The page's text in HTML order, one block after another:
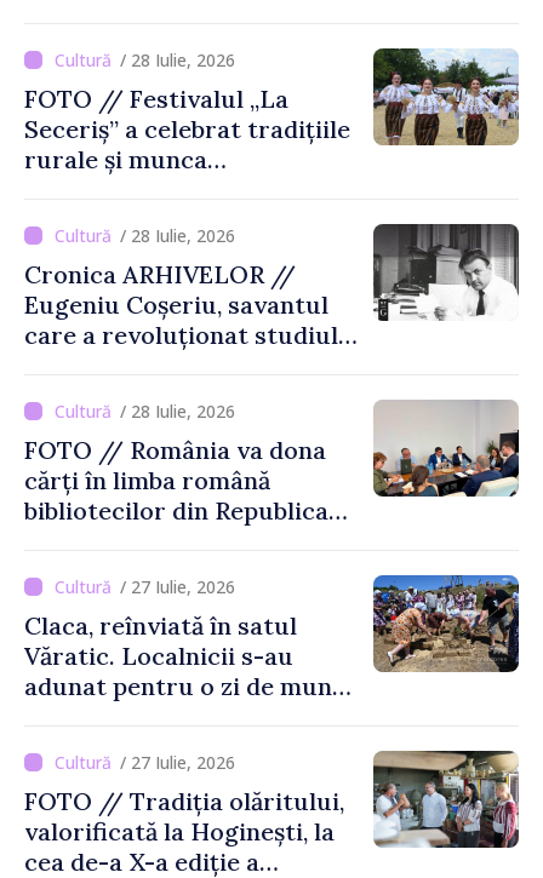
/ 28 Iulie, 2026
FOTO // Festivalul „La
Seceriș” a celebrat tradițiile
rurale și munca
/ 28 Iulie, 2026
Cronica ARHIVELOR //
Eugeniu Coșeriu, savantul
care a revoluționat studiul
/ 28 Iulie, 2026
FOTO // România va dona
cărți în limba română
bibliotecilor din Republica
/ 27 Iulie, 2026
Claca, reînviată în satul
Văratic. Localnicii s-au
adunat pentru o zi de muncă
/ 27 Iulie, 2026
FOTO // Tradiția olăritului,
valorificată la Hoginești, la
cea de-a X-a ediție a